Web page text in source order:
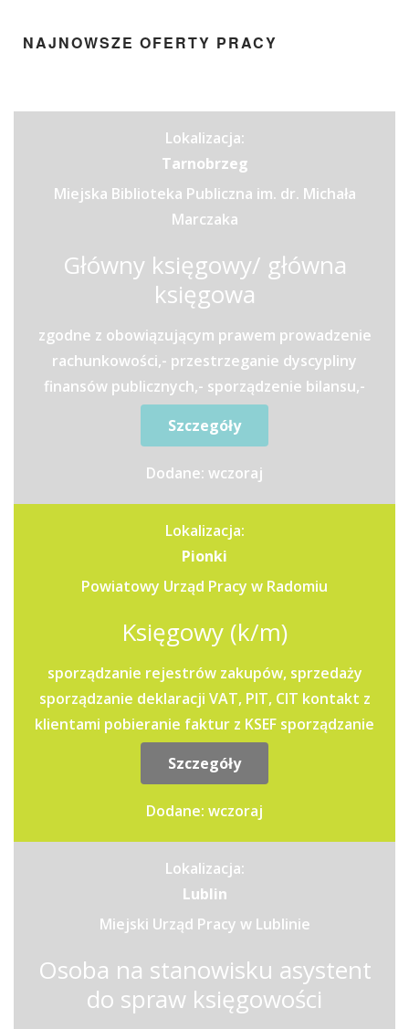
NAJNOWSZE OFERTY PRACY
Lokalizacja:
Tarnobrzeg
Miejska Biblioteka Publiczna im. dr. Michała
Marczaka
Główny księgowy/ główna
księgowa
zgodne z obowiązującym prawem prowadzenie
rachunkowości,- przestrzeganie dyscypliny
finansów publicznych,- sporządzenie bilansu,-
Szczegóły
Dodane: wczoraj
Lokalizacja:
Pionki
Powiatowy Urząd Pracy w Radomiu
Księgowy (k/m)
sporządzanie rejestrów zakupów, sprzedaży
sporządzanie deklaracji VAT, PIT, CIT kontakt z
klientami pobieranie faktur z KSEF sporządzanie
Szczegóły
Dodane: wczoraj
Lokalizacja:
Lublin
Miejski Urząd Pracy w Lublinie
Osoba na stanowisku asystent
do spraw księgowości